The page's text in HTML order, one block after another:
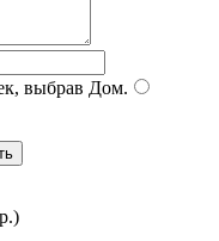
выбрав Дом.